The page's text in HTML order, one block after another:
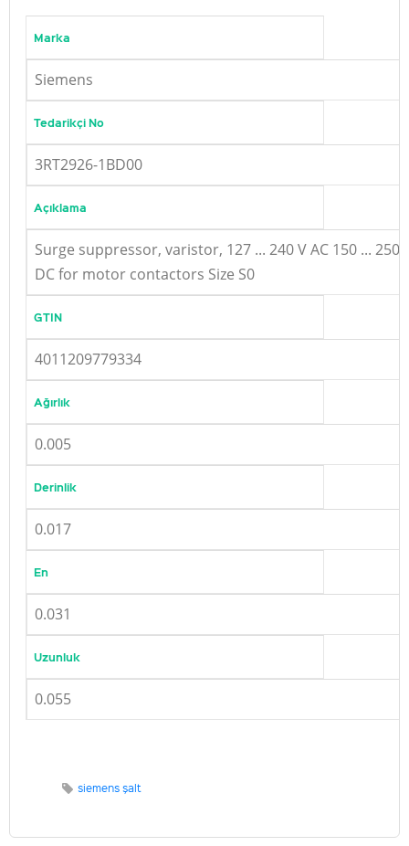
Marka
Siemens
Tedarikçi No
3RT2926-1BD00
Açıklama
Surge suppressor, varistor, 127 ... 240 V AC 150 ... 250
DC for motor contactors Size S0
GTIN
4011209779334
Ağırlık
0.005
Derinlik
0.017
En
0.031
Uzunluk
0.055
siemens şalt